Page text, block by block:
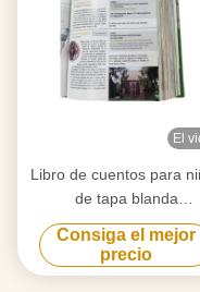
El
Libro de cuentos para
de tapa blanda
personalizado con
en offset CMYK de 4
y laminación mate/
Consiga el mejor
precio